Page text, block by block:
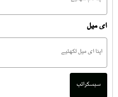
ای میل
سبسکرائب